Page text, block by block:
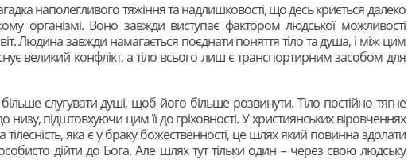
наполегливого тяжіння та надлишковості, що десь криється далеко
організмі. Воно завжди виступає фактором людської можливості
Людина завжди намагається поєднати поняття тіло та душа, і між цим
великий конфлікт, а тіло всього лиш є транспортирним засобом для
слугувати душі, щоб його більше розвинути. Тіло постійно тягне
низу, підштовхуючи цим її до гріховності. У християнських віровченнях
тілесність, яка є у браку божественності, це шлях який повинна здолати
дійти до Бога. Але шлях тут тільки один – через свою людську